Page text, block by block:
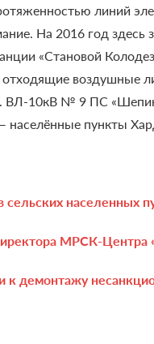
линий
На 2016 год
«Становой
10кВ № 9 ПС
пункты
населенных
МРСК-Центра
демонтажу